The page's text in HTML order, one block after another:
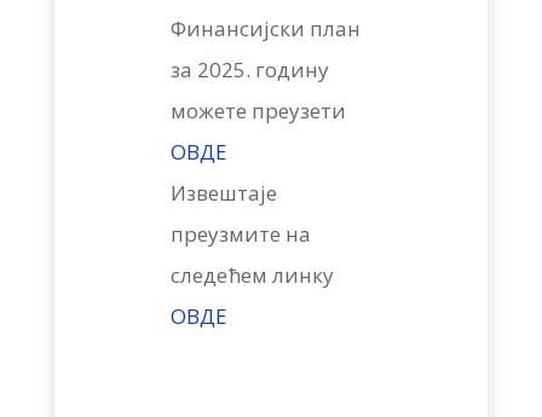
Финансијски план
за 2025. годину
можете преузети
ОВДЕ
Извештаје
преузмите на
следећем линку
ОВДЕ